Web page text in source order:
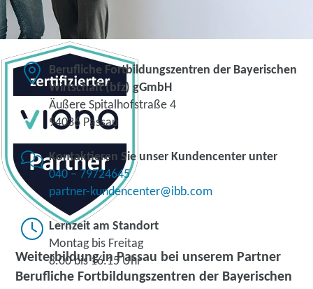
Weiterbildung in Passau bei unserem Partner
Berufliche Fortbildungszentren der Bayerischen
Berufliche Fortbildungszentren der Bayerischen
Wirtschaft (bfz) gGmbH
Äußere Spitalhofstraße 4
94036 Passau
Kontaktieren Sie unser Kundencenter unter
040 – 79724645
partner-kundencenter@ibb.com
Lernzeit am Standort
Montag bis Freitag
8.00 bis 16.15 Uhr